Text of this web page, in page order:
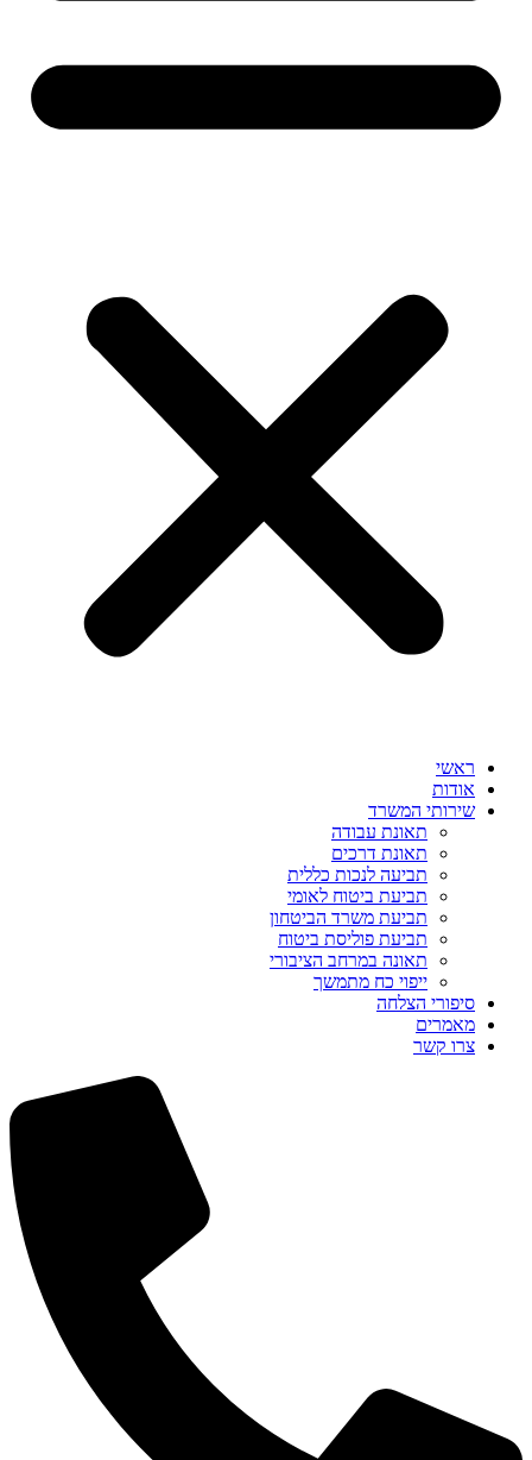
ראשי
אודות
שירותי המשרד
תאונת עבודה
תאונת דרכים
תביעה לנכות כללית
תביעת ביטוח לאומי
תביעת משרד הביטחון
תביעת פוליסת ביטוח
תאונה במרחב הציבורי
ייפוי כח מתמשך
סיפורי הצלחה
מאמרים
צרו קשר